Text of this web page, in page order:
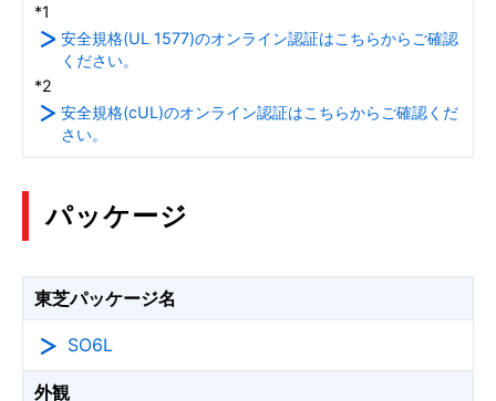
*1
安全規格(UL 1577)のオンライン認証はこちらからご確認
ください。
*2
安全規格(cUL)のオンライン認証はこちらからご確認くだ
さい。
パッケージ
東芝パッケージ名
SO6L
外観